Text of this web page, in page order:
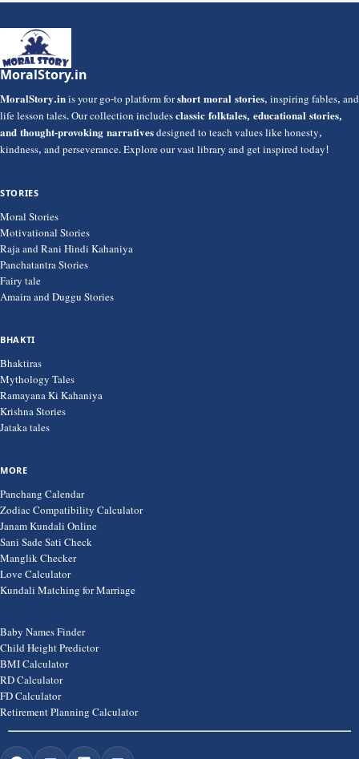
MoralStory.in
MoralStory.inis your go-to platform forshort moral stories, inspiring fables, and
life lesson tales. Our collection includesclassic folktales, educational stories,
and thought-provoking narrativesdesigned to teach values like honesty,
kindness, and perseverance. Explore our vast library and get inspired today!
STORIES
Moral Stories
Motivational Stories
Raja and Rani Hindi Kahaniya
Panchatantra Stories
Fairy tale
Amaira and Duggu Stories
BHAKTI
Bhaktiras
Mythology Tales
Ramayana Ki Kahaniya
Krishna Stories
Jataka tales
MORE
Panchang Calendar
Zodiac Compatibility Calculator
Janam Kundali Online
Sani Sade Sati Check
Manglik Checker
Love Calculator
Kundali Matching for Marriage
Baby Names Finder
Child Height Predictor
BMI Calculator
RD Calculator
FD Calculator
Retirement Planning Calculator